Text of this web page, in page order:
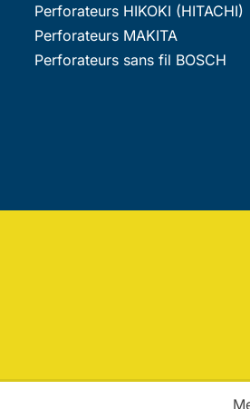
Perforateurs HIKOKI (HITACHI)
Perforateurs MAKITA
Perforateurs sans fil BOSCH